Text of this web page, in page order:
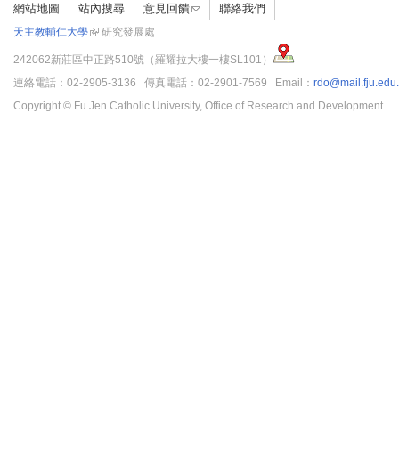
網站地圖 站內搜尋 意見回饋 聯絡我們
天主教輔仁大學 研究發展處
242062新莊區中正路510號（羅耀拉大樓一樓SL101）
連絡電話：02-2905-3136 傳真電話：02-2901-7569 Email：
Copyright © Fu Jen Catholic University, Office of Research and Development